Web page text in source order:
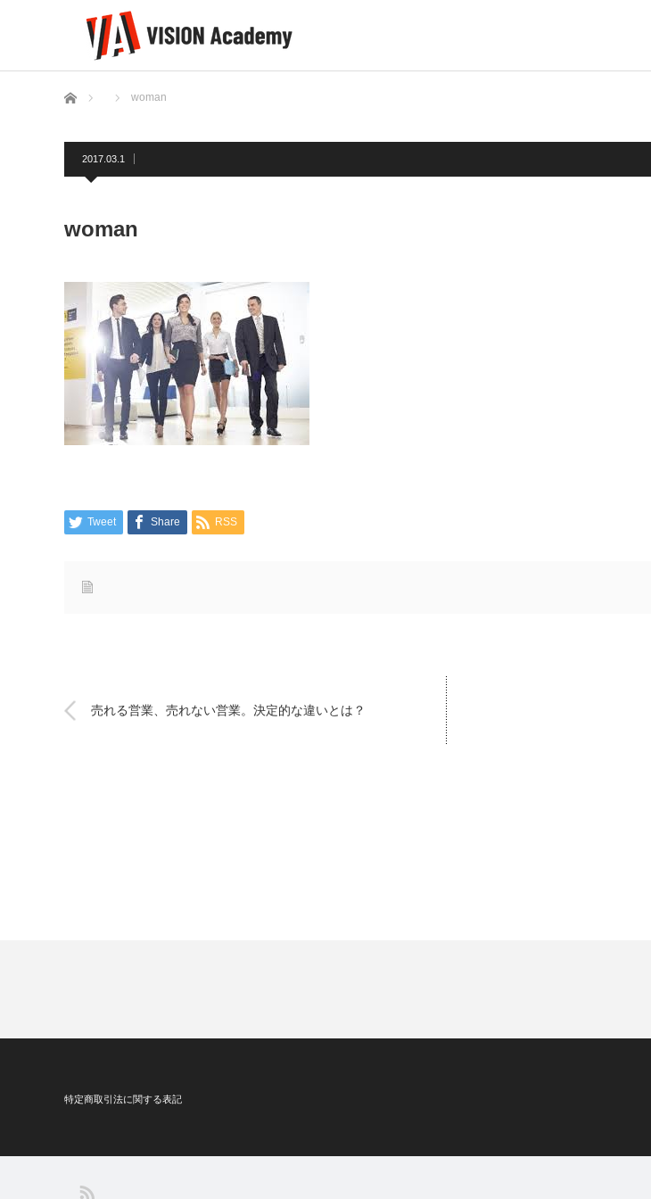
ホーム woman
2017.03.1
woman
Tweet Share RSS
売れる営業、売れない営業。決定的な違いとは？
特定商取引法に関する表記